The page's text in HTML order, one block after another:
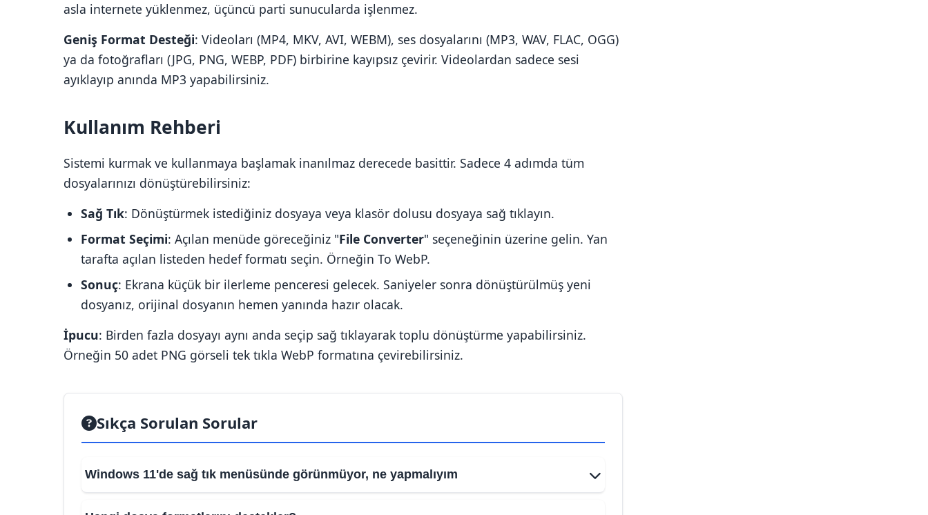
asla internete yüklenmez, üçüncü parti sunucularda işlenmez.
Geniş Format Desteği: Videoları (MP4, MKV, AVI, WEBM), ses dosyalarını (MP3, WAV, FLAC, OGG)
ya da fotoğrafları (JPG, PNG, WEBP, PDF) birbirine kayıpsız çevirir. Videolardan sadece sesi
ayıklayıp anında MP3 yapabilirsiniz.
Kullanım Rehberi
Sistemi kurmak ve kullanmaya başlamak inanılmaz derecede basittir. Sadece 4 adımda tüm
dosyalarınızı dönüştürebilirsiniz:
Sağ Tık: Dönüştürmek istediğiniz dosyaya veya klasör dolusu dosyaya sağ tıklayın.
Format Seçimi: Açılan menüde göreceğiniz "File Converter" seçeneğinin üzerine gelin. Yan
tarafta açılan listeden hedef formatı seçin. Örneğin To WebP.
Sonuç: Ekrana küçük bir ilerleme penceresi gelecek. Saniyeler sonra dönüştürülmüş yeni
dosyanız, orijinal dosyanın hemen yanında hazır olacak.
İpucu: Birden fazla dosyayı aynı anda seçip sağ tıklayarak toplu dönüştürme yapabilirsiniz.
Örneğin 50 adet PNG görseli tek tıkla WebP formatına çevirebilirsiniz.
Sıkça Sorulan Sorular
Windows 11'de sağ tık menüsünde görünmüyor, ne yapmalıyım